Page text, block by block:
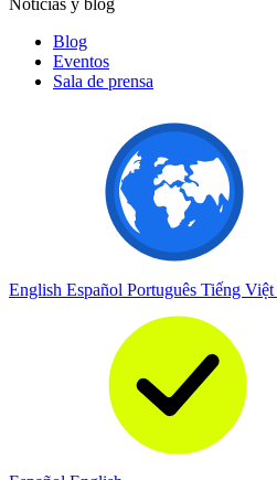
Noticias y blog
Blog
Eventos
Sala de prensa
English Español Português Tiếng Việt